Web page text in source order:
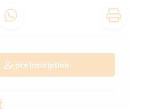
pré inscription